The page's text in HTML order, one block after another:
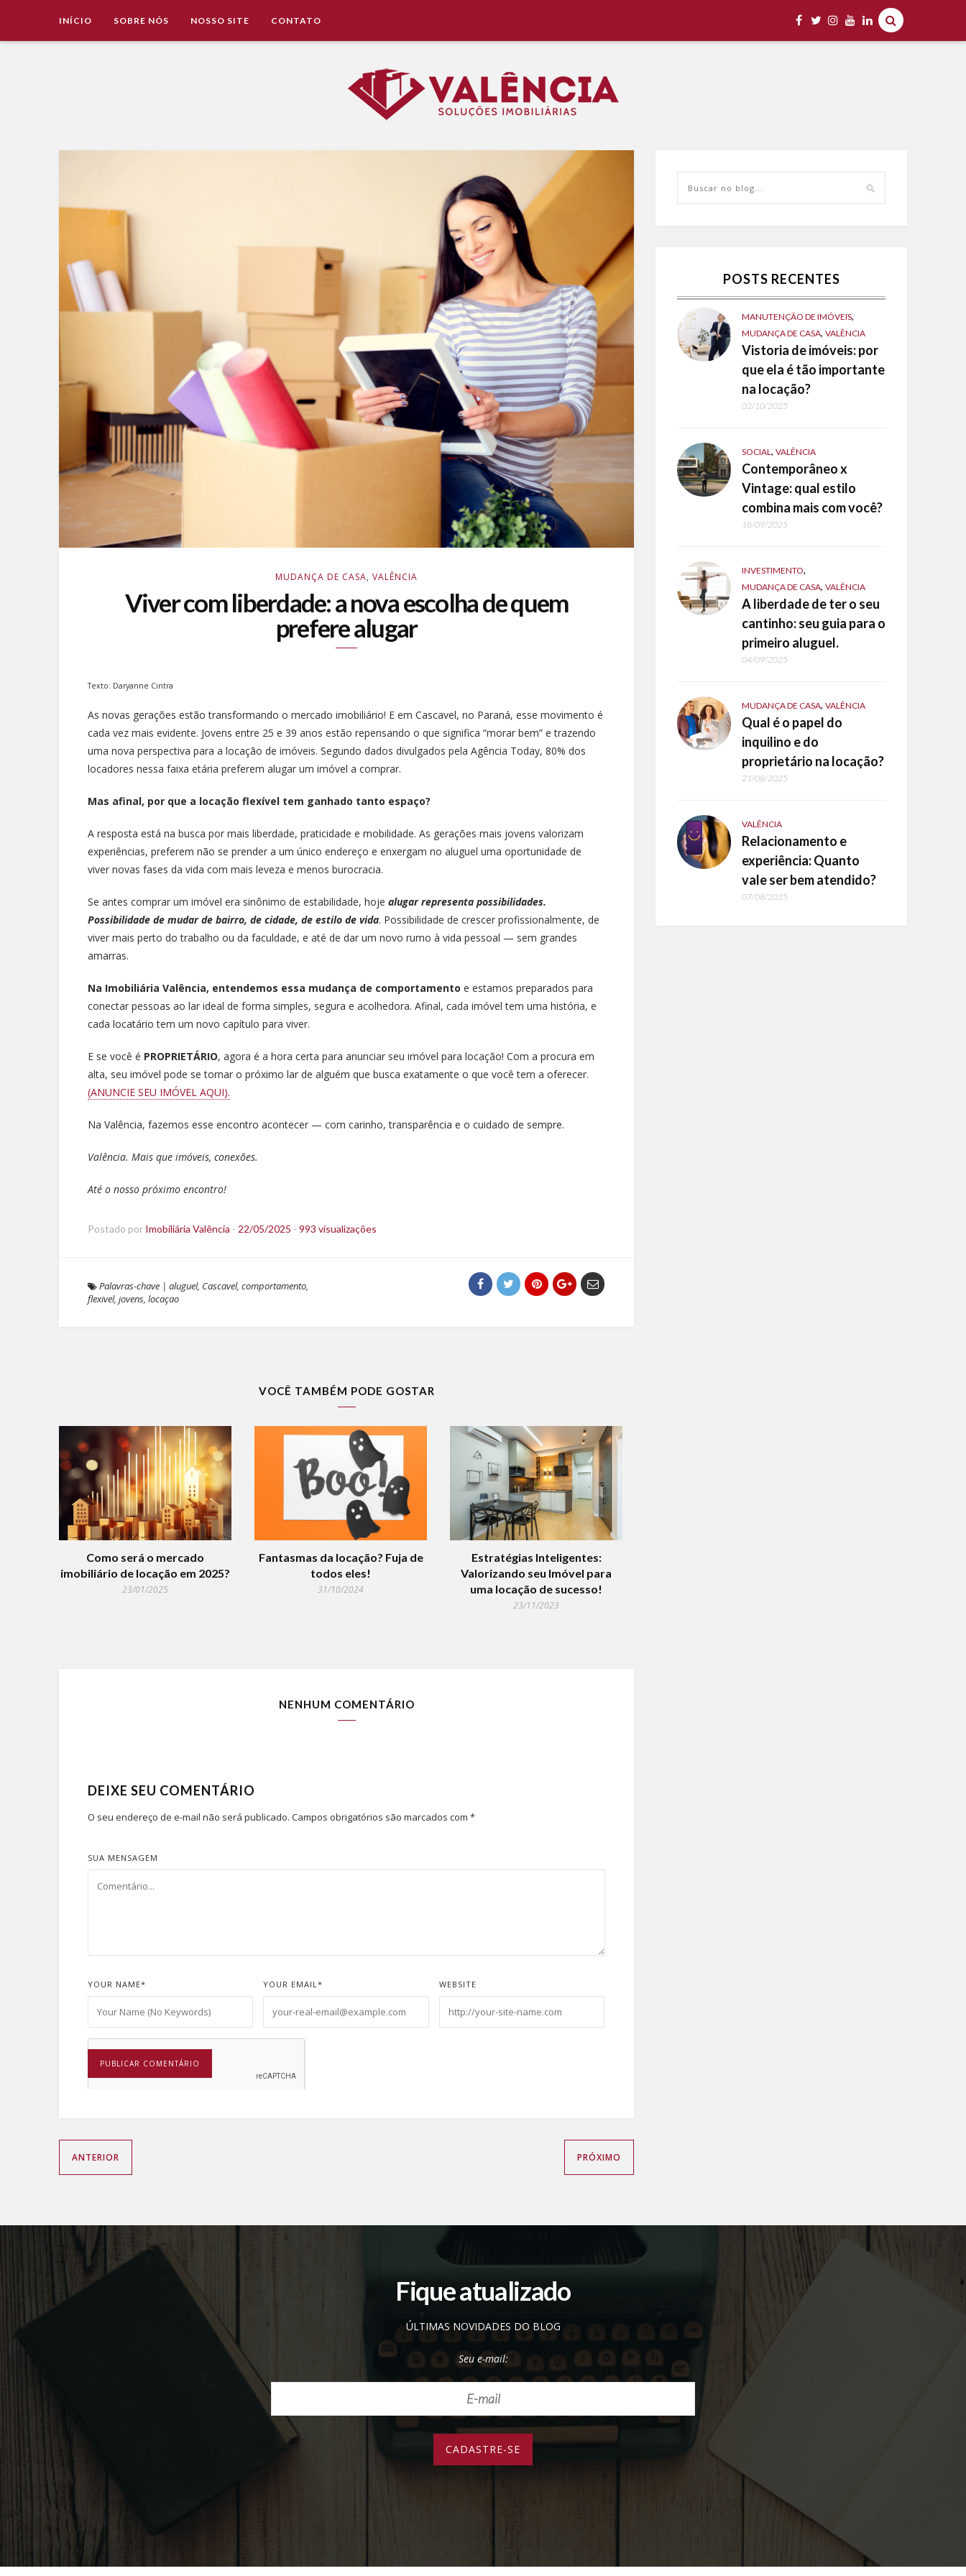
INÍCIO SOBRE NÓS NOSSO SITE CONTATO
Imobiliária Valência Imóveis para Locação em Cascavel e Região, Aluguel Rápido e Fácil
MUDANÇA DE CASA, VALÊNCIA
Viver com liberdade: a nova escolha de quem
prefere alugar
Texto: Daryanne Cintra
As novas gerações estão transformando o mercado imobiliário! E em Cascavel, no Paraná, esse movimento é
cada vez mais evidente. Jovens entre 25 e 39 anos estão repensando o que significa “morar bem” e trazendo
uma nova perspectiva para a locação de imóveis. Segundo dados divulgados pela Agência Today, 80% dos
locadores nessa faixa etária preferem alugar um imóvel a comprar.
Mas afinal, por que a locação flexível tem ganhado tanto espaço?
A resposta está na busca por mais liberdade, praticidade e mobilidade. As gerações mais jovens valorizam
experiências, preferem não se prender a um único endereço e enxergam no aluguel uma oportunidade de
viver novas fases da vida com mais leveza e menos burocracia.
Se antes comprar um imóvel era sinônimo de estabilidade, hoje alugar representa possibilidades.
Possibilidade de mudar de bairro, de cidade, de estilo de vida. Possibilidade de crescer profissionalmente, de
viver mais perto do trabalho ou da faculdade, e até de dar um novo rumo à vida pessoal — sem grandes
amarras.
Na Imobiliária Valência, entendemos essa mudança de comportamento e estamos preparados para
conectar pessoas ao lar ideal de forma simples, segura e acolhedora. Afinal, cada imóvel tem uma história, e
cada locatário tem um novo capítulo para viver.
E se você é PROPRIETÁRIO, agora é a hora certa para anunciar seu imóvel para locação! Com a procura em
alta, seu imóvel pode se tornar o próximo lar de alguém que busca exatamente o que você tem a oferecer.
(ANUNCIE SEU IMÓVEL AQUI).
Na Valência, fazemos esse encontro acontecer — com carinho, transparência e o cuidado de sempre.
Valência. Mais que imóveis, conexões.
Até o nosso próximo encontro!
Postado por Imobiliária Valência - 22/05/2025 - 993 visualizações
Palavras-chave | aluguel, Cascavel, comportamento,
flexivel, jovens, locaçao
VOCÊ TAMBÉM PODE GOSTAR
Como será o mercado
imobiliário de locação em 2025?
23/01/2025
Fantasmas da locação? Fuja de
todos eles!
31/10/2024
Estratégias Inteligentes:
Valorizando seu Imóvel para
uma locação de sucesso!
23/11/2023
NENHUM COMENTÁRIO
DEIXE SEU COMENTÁRIO
O seu endereço de e-mail não será publicado. Campos obrigatórios são marcados com *
SUA MENSAGEM
YOUR NAME* YOUR EMAIL* WEBSITE
ANTERIOR PRÓXIMO
POSTS RECENTES
MANUTENÇÃO DE IMÓVEIS,
MUDANÇA DE CASA, VALÊNCIA
Vistoria de imóveis: por
que ela é tão importante
na locação?
02/10/2025
SOCIAL, VALÊNCIA
Contemporâneo x
Vintage: qual estilo
combina mais com você?
18/09/2025
INVESTIMENTO,
MUDANÇA DE CASA, VALÊNCIA
A liberdade de ter o seu
cantinho: seu guia para o
primeiro aluguel.
04/09/2025
MUDANÇA DE CASA, VALÊNCIA
Qual é o papel do
inquilino e do
proprietário na locação?
21/08/2025
VALÊNCIA
Relacionamento e
experiência: Quanto
vale ser bem atendido?
07/08/2025
Fique atualizado
ÚLTIMAS NOVIDADES DO BLOG
Seu e-mail: